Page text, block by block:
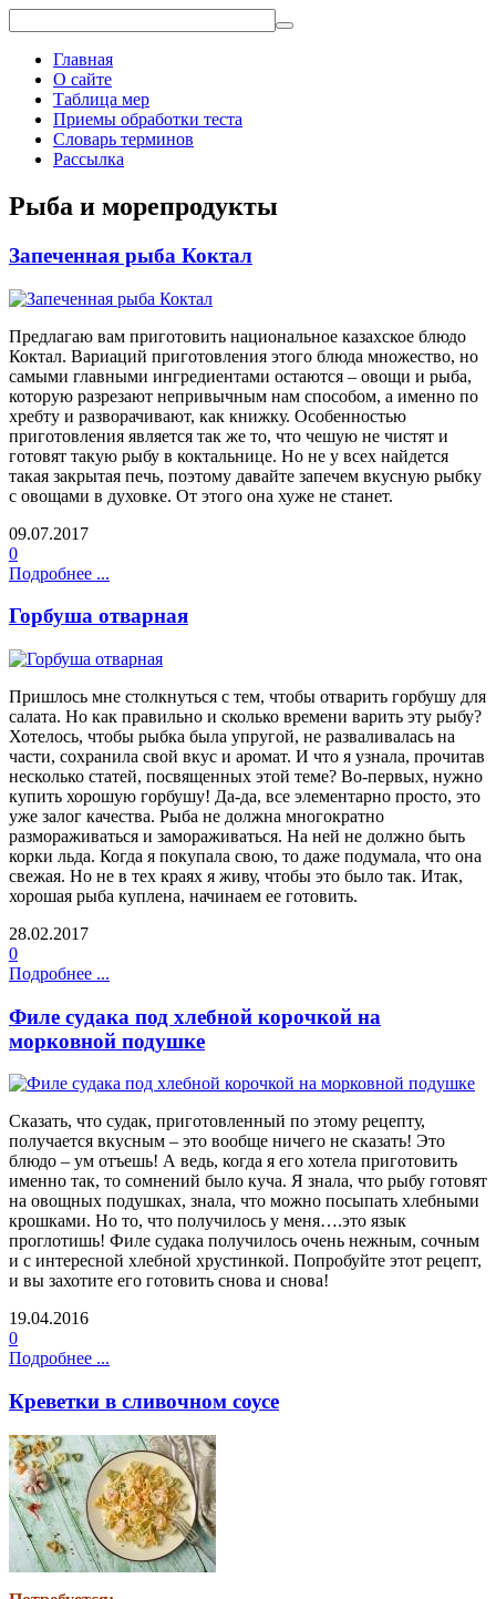
Главная
О сайте
Таблица мер
Приемы обработки теста
Словарь терминов
Рассылка
Рыба и морепродукты
Запеченная рыба Коктал
Предлагаю вам приготовить национальное казахское блюдо
Коктал. Вариаций приготовления этого блюда множество, но
самыми главными ингредиентами остаются – овощи и рыба,
которую разрезают непривычным нам способом, а именно по
хребту и разворачивают, как книжку. Особенностью
приготовления является так же то, что чешую не чистят и
готовят такую рыбу в коктальнице. Но не у всех найдется
такая закрытая печь, поэтому давайте запечем вкусную рыбку
с овощами в духовке. От этого она хуже не станет.
09.07.2017
0
Подробнее ...
Горбуша отварная
Пришлось мне столкнуться с тем, чтобы отварить горбушу для
салата. Но как правильно и сколько времени варить эту рыбу?
Хотелось, чтобы рыбка была упругой, не разваливалась на
части, сохранила свой вкус и аромат. И что я узнала, прочитав
несколько статей, посвященных этой теме? Во-первых, нужно
купить хорошую горбушу! Да-да, все элементарно просто, это
уже залог качества. Рыба не должна многократно
размораживаться и замораживаться. На ней не должно быть
корки льда. Когда я покупала свою, то даже подумала, что она
свежая. Но не в тех краях я живу, чтобы это было так. Итак,
хорошая рыба куплена, начинаем ее готовить.
28.02.2017
0
Подробнее ...
Филе судака под хлебной корочкой на
морковной подушке
Сказать, что судак, приготовленный по этому рецепту,
получается вкусным – это вообще ничего не сказать! Это
блюдо – ум отъешь! А ведь, когда я его хотела приготовить
именно так, то сомнений было куча. Я знала, что рыбу готовят
на овощных подушках, знала, что можно посыпать хлебными
крошками. Но то, что получилось у меня….это язык
проглотишь! Филе судака получилось очень нежным, сочным
и с интересной хлебной хрустинкой. Попробуйте этот рецепт,
и вы захотите его готовить снова и снова!
19.04.2016
0
Подробнее ...
Креветки в сливочном соусе